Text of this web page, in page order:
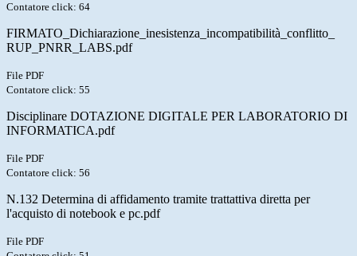
Contatore click: 64
FIRMATO_Dichiarazione_inesistenza_incompatibilità_conflitto_
RUP_PNRR_LABS.pdf
File PDF
Contatore click: 55
Disciplinare DOTAZIONE DIGITALE PER LABORATORIO DI
INFORMATICA.pdf
File PDF
Contatore click: 56
N.132 Determina di affidamento tramite trattattiva diretta per
l'acquisto di notebook e pc.pdf
File PDF